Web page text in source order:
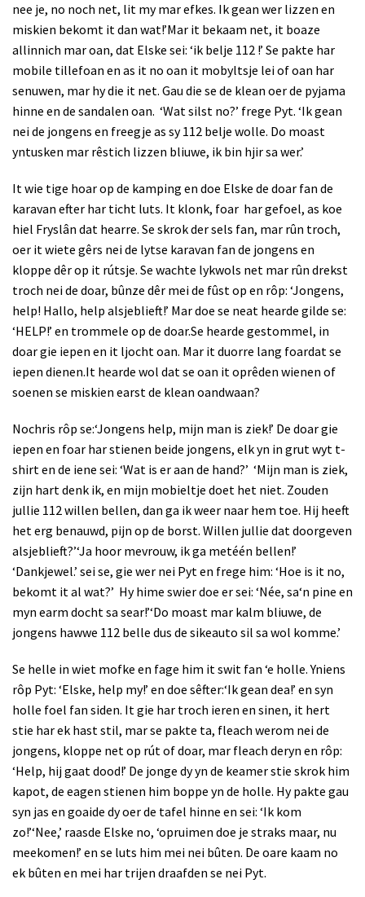
nee je, no noch net, lit my mar efkes. Ik gean wer lizzen en
miskien bekomt it dan wat!’Mar it bekaam net, it boaze
allinnich mar oan, dat Elske sei: ‘ik belje 112 !’ Se pakte har
mobile tillefoan en as it no oan it mobyltsje lei of oan har
senuwen, mar hy die it net. Gau die se de klean oer de pyjama
hinne en de sandalen oan. ‘Wat silst no?’ frege Pyt. ‘Ik gean
nei de jongens en freegje as sy 112 belje wolle. Do moast
yntusken mar rêstich lizzen bliuwe, ik bin hjir sa wer.’
It wie tige hoar op de kamping en doe Elske de doar fan de
karavan efter har ticht luts. It klonk, foar har gefoel, as koe
hiel Fryslân dat hearre. Se skrok der sels fan, mar rûn troch,
oer it wiete gêrs nei de lytse karavan fan de jongens en
kloppe dêr op it rútsje. Se wachte lykwols net mar rûn drekst
troch nei de doar, bûnze dêr mei de fûst op en rôp: ‘Jongens,
help! Hallo, help alsjeblieft!’ Mar doe se neat hearde gilde se:
‘HELP!’ en trommele op de doar.Se hearde gestommel, in
doar gie iepen en it ljocht oan. Mar it duorre lang foardat se
iepen dienen.It hearde wol dat se oan it oprêden wienen of
soenen se miskien earst de klean oandwaan?
Nochris rôp se:‘Jongens help, mijn man is ziek!’ De doar gie
iepen en foar har stienen beide jongens, elk yn in grut wyt t-
shirt en de iene sei: ‘Wat is er aan de hand?’ ‘Mijn man is ziek,
zijn hart denk ik, en mijn mobieltje doet het niet. Zouden
jullie 112 willen bellen, dan ga ik weer naar hem toe. Hij heeft
het erg benauwd, pijn op de borst. Willen jullie dat doorgeven
alsjeblieft?’‘Ja hoor mevrouw, ik ga metéén bellen!’
‘Dankjewel.’ sei se, gie wer nei Pyt en frege him: ‘Hoe is it no,
bekomt it al wat?’ Hy hime swier doe er sei: ‘Née, sa‘n pine en
myn earm docht sa sear!’‘Do moast mar kalm bliuwe, de
jongens hawwe 112 belle dus de sikeauto sil sa wol komme.’
Se helle in wiet mofke en fage him it swit fan ‘e holle. Yniens
rôp Pyt: ‘Elske, help my!’ en doe sêfter:‘Ik gean dea!’ en syn
holle foel fan siden. It gie har troch ieren en sinen, it hert
stie har ek hast stil, mar se pakte ta, fleach werom nei de
jongens, kloppe net op rút of doar, mar fleach deryn en rôp:
‘Help, hij gaat dood!’ De jonge dy yn de keamer stie skrok him
kapot, de eagen stienen him boppe yn de holle. Hy pakte gau
syn jas en goaide dy oer de tafel hinne en sei: ‘Ik kom
zo!’‘Nee,’ raasde Elske no, ‘opruimen doe je straks maar, nu
meekomen!’ en se luts him mei nei bûten. De oare kaam no
ek bûten en mei har trijen draafden se nei Pyt.